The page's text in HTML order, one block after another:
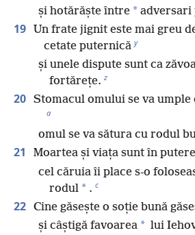
și hotărăște între *
19 Un frate jignit este mai greu
cetate puternică y
și unele dispute sunt ca
fortărețe. z
20 Stomacul omului se va
a
omul se va sătura cu rodul
21 Moartea și viața sunt în
cel căruia îi place s-o
rodul * . c
22 Cine găsește o soție bună
și câștigă favoarea * lui